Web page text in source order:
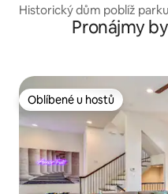
Historický dům poblíž
Pronájmy
Oblíbené u hostů
Oblíbené u hostů